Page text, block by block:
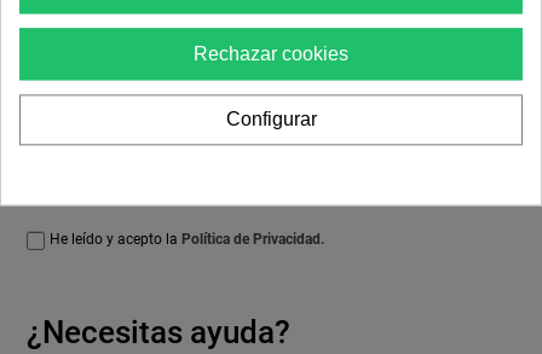
¡ME SUSCRIBO!
He leído y acepto la Política de Privacidad.
¿Necesitas ayuda?
Rechazar cookies
Configurar